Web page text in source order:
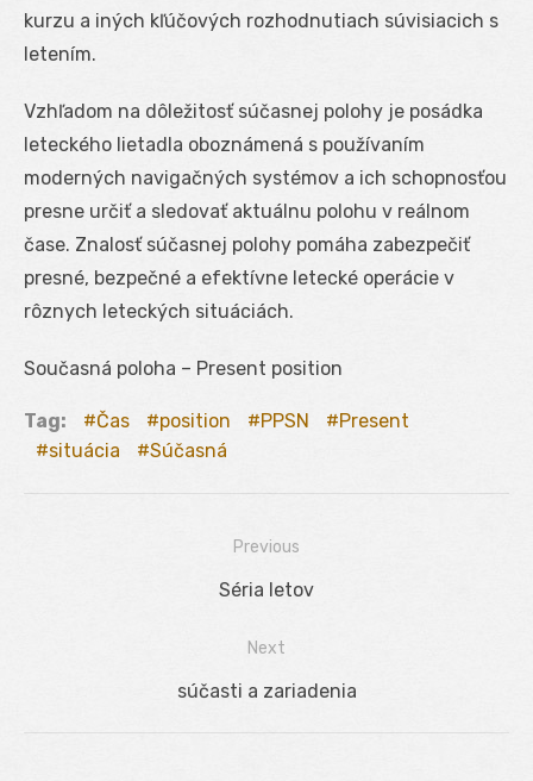
kurzu a iných kľúčových rozhodnutiach súvisiacich s
letením.
Vzhľadom na dôležitosť súčasnej polohy je posádka
leteckého lietadla oboznámená s používaním
moderných navigačných systémov a ich schopnosťou
presne určiť a sledovať aktuálnu polohu v reálnom
čase. Znalosť súčasnej polohy pomáha zabezpečiť
presné, bezpečné a efektívne letecké operácie v
rôznych leteckých situáciách.
Současná poloha – Present position
Tag: Čas position PPSN
Present
situácia
Súčasná
Previous
Previous
Séria letov
Next
Next
súčasti a zariadenia